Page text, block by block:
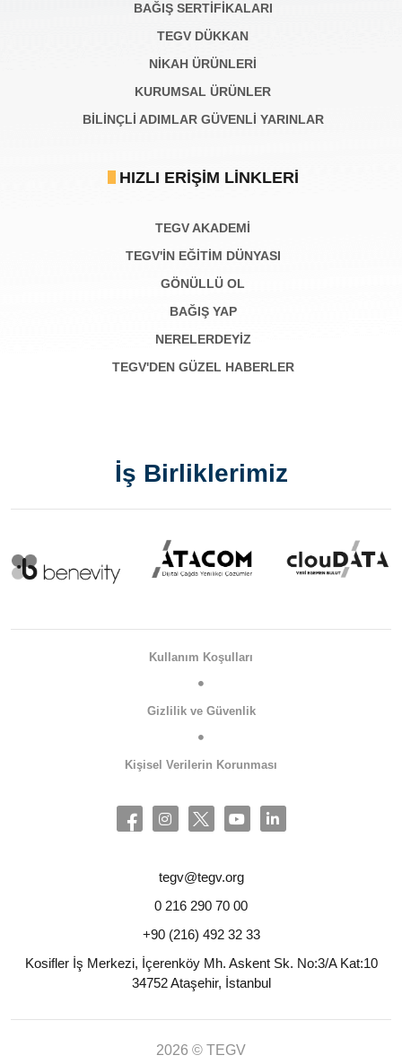
BAĞIŞ SERTIFIKALARI
TEGV DÜKKAN
NİKAH ÜRÜNLERİ
KURUMSAL ÜRÜNLER
BILINÇLI ADIMLAR GÜVENLI YARINLAR
HIZLI ERIŞIM LINKLERI
TEGV AKADEMI
TEGV'İN EĞİTİM DÜNYASI
GÖNÜLLÜ OL
BAĞIŞ YAP
NERELERDEYİZ
TEGV'DEN GÜZEL HABERLER
İş Birliklerimiz
Kullanım Koşulları
Gizlilik ve Güvenlik
Kişisel Verilerin Korunması
tegv@tegv.org
0 216 290 70 00
+90 (216) 492 32 33
Kosifler İş Merkezi, İçerenköy Mh. Askent Sk. No:3/A Kat:10
34752 Ataşehir, İstanbul
2026 © TEGV